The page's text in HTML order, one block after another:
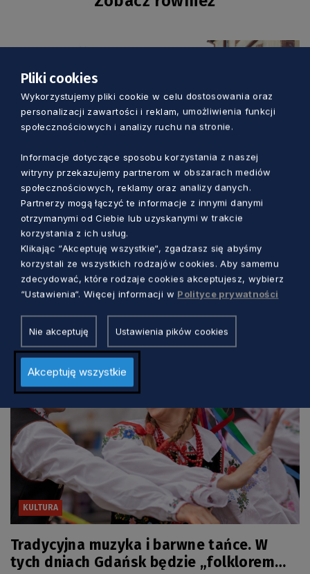
KULTURA
Trzy dni kina, rozmów i spotkań nad
morzem. Wyjątkowy festiwal w Jastarni
Marcin Szumny 1 dzień temu
KULTURA
Tradycyjna muzyka i barwne tańce. W
tych dniach Gdańsk będzie „folklorem
Pliki cookies
Wykorzystujemy pliki cookie w celu dostosowania oraz
personalizacji zawartości i reklam, umożliwienia funkcji
społecznościowych i analizy ruchu na stronie.
Informacje dotyczące sposobu korzystania z naszej
witryny przekazujemy partnerom w obszarach mediów
społecznościowych, reklamy oraz analizy danych.
Partnerzy mogą łączyć te informacje z innymi danymi
otrzymanymi od Ciebie lub uzyskanymi w trakcie
korzystania z ich usług.
Klikając “Akceptuję wszystkie“, zgadzasz się abyśmy
korzystali ze wszystkich rodzajów cookies. Aby samemu
zdecydować, które rodzaje cookies akceptujesz, wybierz
“Ustawienia“. Więcej informacji w Polityce prywatności
Nie akceptuję Ustawienia pików cookies
Akceptuję wszystkie